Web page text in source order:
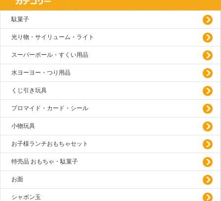
駄菓子
光り物・サイリューム・ライト
スーパーボール・すくい用品
水ヨーヨー・つり用品
くじ引き玩具
プロマイド・カード・シール
小物玩具
お子様ランチおもちゃセット
特売品 おもちゃ・駄菓子
お面
シャボン玉